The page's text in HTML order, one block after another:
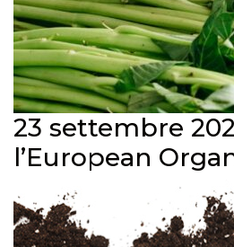
23 settembre
l’European